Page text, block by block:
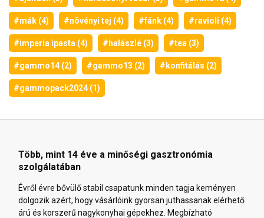
#mák (4) #növényi tej (4) #fánk (4) #ravioli (4)
#imperia ipasta (4) #halászlé (3) #tea (3)
#gammo14 (2) #gammo13 (2) #konfitálás (2)
#gammopack2024 (1)
Több, mint 14 éve a minőségi gasztronómia
szolgálatában
Évről évre bővülő stabil csapatunk minden tagja keményen
dolgozik azért, hogy vásárlóink gyorsan juthassanak elérhető
árú és korszerű nagykonyhai gépekhez. Megbízható